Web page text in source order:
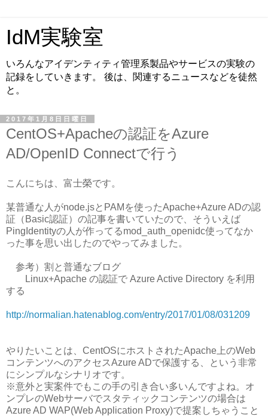
IdM実験室
いろんなアイデンティティ管理系製品やサービスの実験の
記録をしていきます。 後は、関連するニュースなどを徒然
と。
2017年1月8日日曜日
CentOS+Apacheの認証をAzure
AD/OpenID Connectで行う
こんにちは、富士榮です。
某普通な人がnode.jsとPAMを使ったApache+Azure ADの認
証（Basic認証）の記事を書いていたので、そういえば
PingIdentityの人が作ってるmod_auth_openidc使ってなか
った事を思い出したのでやってみました。
参考）割と普通なブログ
Linux+Apache の認証で Azure Active Directory を利用
する
http://normalian.hatenablog.com/entry/2017/01/08/031209
やりたいことは、CentOSにホストされたApache上のWeb
コンテンツへのアクセスAzure ADで保護する、という非常
にシンプルなシナリオです。
※意外と実案件でもこの手の引き合い多いんですよね。オ
ンプレのWebサーバでスタティックコンテンツの場合は
Azure AD WAP(Web Application Proxy)で提案しちゃうこと